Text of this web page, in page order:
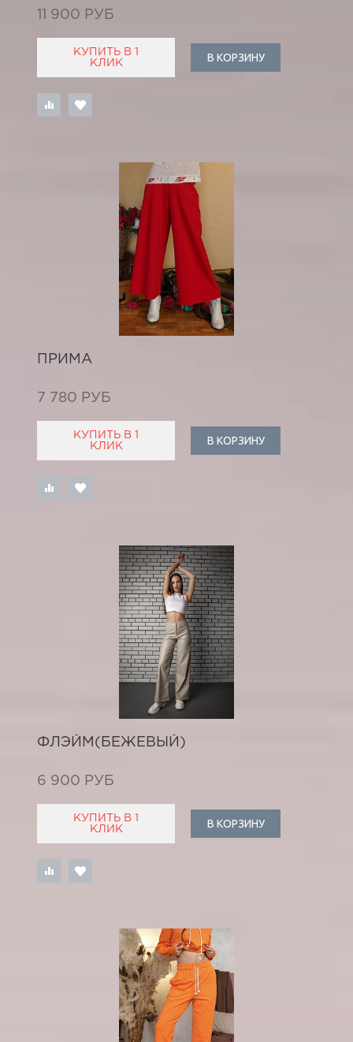
11 900 РУБ
КУПИТЬ В 1
КЛИК
В КОРЗИНУ
ПРИМА
7 780 РУБ
КУПИТЬ В 1
КЛИК
В КОРЗИНУ
ФЛЭЙМ(БЕЖЕВЫЙ)
6 900 РУБ
КУПИТЬ В 1
КЛИК
В КОРЗИНУ